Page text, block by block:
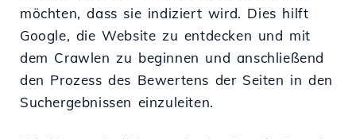
möchten, dass sie indiziert wird. Dies hilft
Google, die Website zu entdecken und mit
dem Crawlen zu beginnen und anschließend
den Prozess des Bewertens der Seiten in den
Suchergebnissen einzuleiten.